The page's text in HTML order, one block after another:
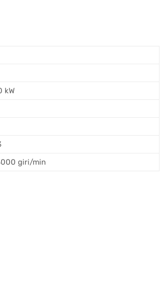
kW
giri/min